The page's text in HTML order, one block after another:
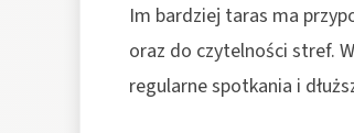
Im bardziej taras ma
oraz do czytelności stref.
regularne spotkania i